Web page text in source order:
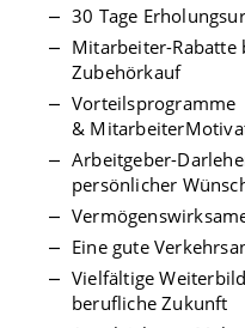
30 Tage
Mitarbeiter-Rabatte
Zubehörkauf
Vorteilsprogramme
&
Arbeitgeber-
persönlicher
Eine gute
Vielfältige
berufliche Zukunft